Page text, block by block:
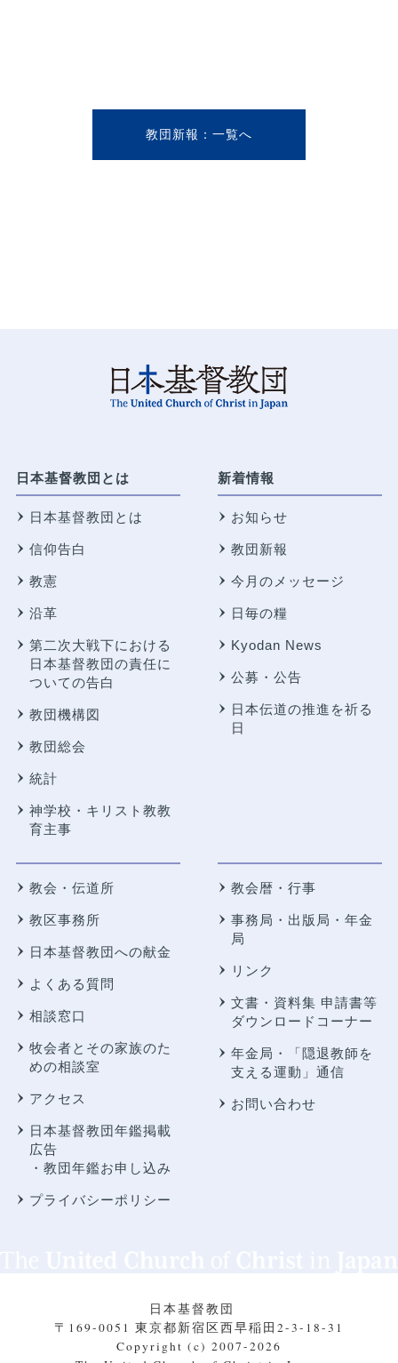
教団新報
日本基督教団とは
日本基督教団とは
信仰告白
教憲
沿革
第二次大戦下における
日本基督教団の責任に
ついての告白
教団機構図
教団総会
統計
神学校・キリスト教教
育主事
新着情報
お知らせ
教団新報
今月のメッセージ
日毎の糧
Kyodan News
公募・公告
日本伝道の推進を祈る
日
教会・伝道所
教区事務所
日本基督教団への献金
よくある質問
相談窓口
牧会者とその家族のた
めの相談室
アクセス
日本基督教団年鑑掲載
広告
・教団年鑑お申し込み
プライバシーポリシー
教会暦・行事
事務局・出版局・年金
局
リンク
文書・資料集 申請書等
ダウンロードコーナー
年金局・
「隠退教師を
支える運動」通信
お問い合わせ
日本基督教団
〒169-0051 東京都新宿区西早稲田2-3-18-31
Copyright (c) 2007-2026